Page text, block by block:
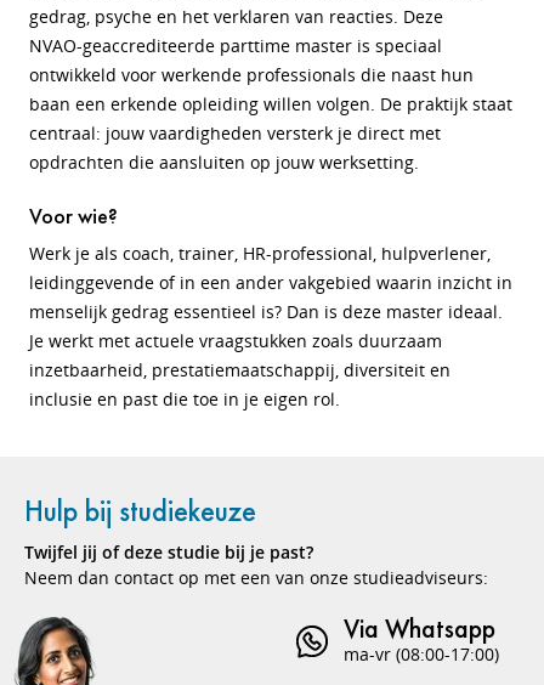
gedrag, psyche en het verklaren van reacties. Deze
NVAO‑geaccrediteerde parttime master is speciaal
ontwikkeld voor werkende professionals die naast hun
baan een erkende opleiding willen volgen. De praktijk staat
centraal: jouw vaardigheden versterk je direct met
opdrachten die aansluiten op jouw werksetting.
Voor wie?
Werk je als coach, trainer, HR-professional, hulpverlener,
leidinggevende of in een ander vakgebied waarin inzicht in
menselijk gedrag essentieel is? Dan is deze master ideaal.
Je werkt met actuele vraagstukken zoals duurzaam
inzetbaarheid, prestatiemaatschappij, diversiteit en
inclusie en past die toe in je eigen rol.
Hulp bij studiekeuze
Twijfel jij of deze studie bij je past?
Neem dan contact op met een van onze studieadviseurs:
Via Whatsapp
ma-vr (08:00-17:00)